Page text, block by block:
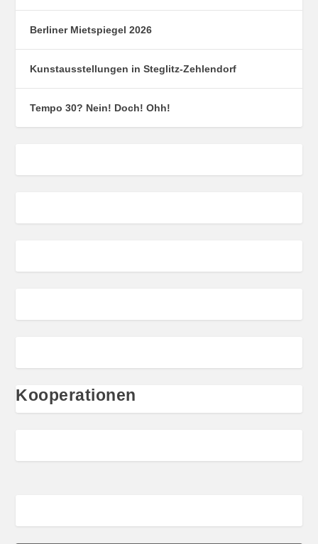
Berliner Mietspiegel 2026
Kunstausstellungen in Steglitz-Zehlendorf
Tempo 30? Nein! Doch! Ohh!
Kooperationen